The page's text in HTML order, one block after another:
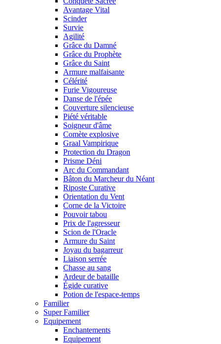
Avantage Vital
Scinder
Survie
Agilité
Grâce du Damné
Grâce du Prophète
Grâce du Saint
Armure malfaisante
Célérité
Furie Vigoureuse
Danse de l'épée
Couverture silencieuse
Piété véritable
Soigneur d'âme
Comète explosive
Graal Vampirique
Protection du Dragon
Prisme Déni
Arc du Commandant
Bâton du Marcheur du Néant
Riposte Curative
Orientation du Vent
Corne de la Victoire
Pouvoir tabou
Prix de l'agresseur
Scion de l'Oracle
Armure du Saint
Joyau du bagarreur
Liaison serrée
Chasse au sang
Ardeur de bataille
Égide curative
Potion de l'espace-temps
Familier
Super Familier
Equipement
Enchantements
Equipement